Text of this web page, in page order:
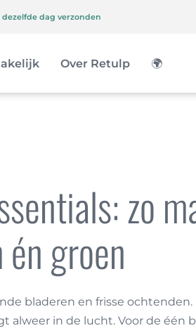
dag verzonden
Over Retulp 🌍
zo
groen
bladeren en frisse
alweer in de lucht. Voor de één